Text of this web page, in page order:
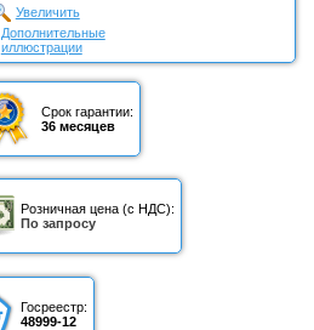
Увеличить
Дополнительные
иллюстрации
Срок гарантии:
36 месяцев
Розничная цена (с НДС):
По запросу
Госреестр:
48999-12